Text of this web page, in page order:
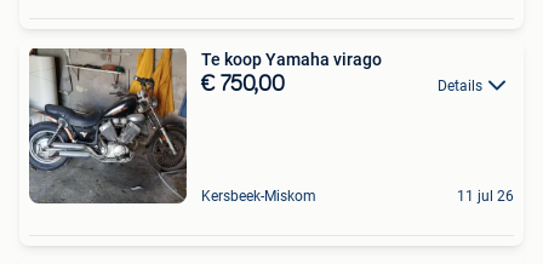
Te koop Yamaha virago
€ 750,00 Details
Kersbeek-Miskom 11 jul 26